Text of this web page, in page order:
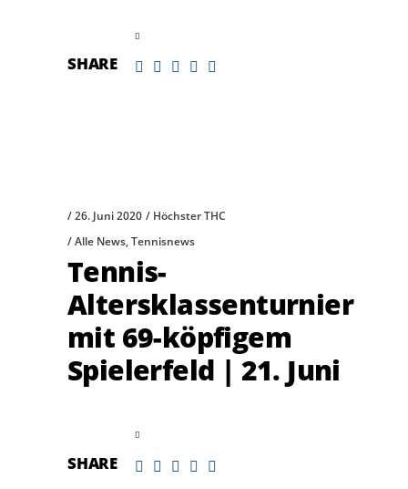
SHARE
26. Juni 2020
Höchster THC
Alle News,Tennisnews
Tennis-
Altersklassenturnier
mit 69-köpfigem
Spielerfeld | 21. Juni
SHARE